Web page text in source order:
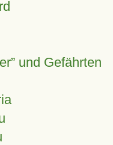
und Gefährten